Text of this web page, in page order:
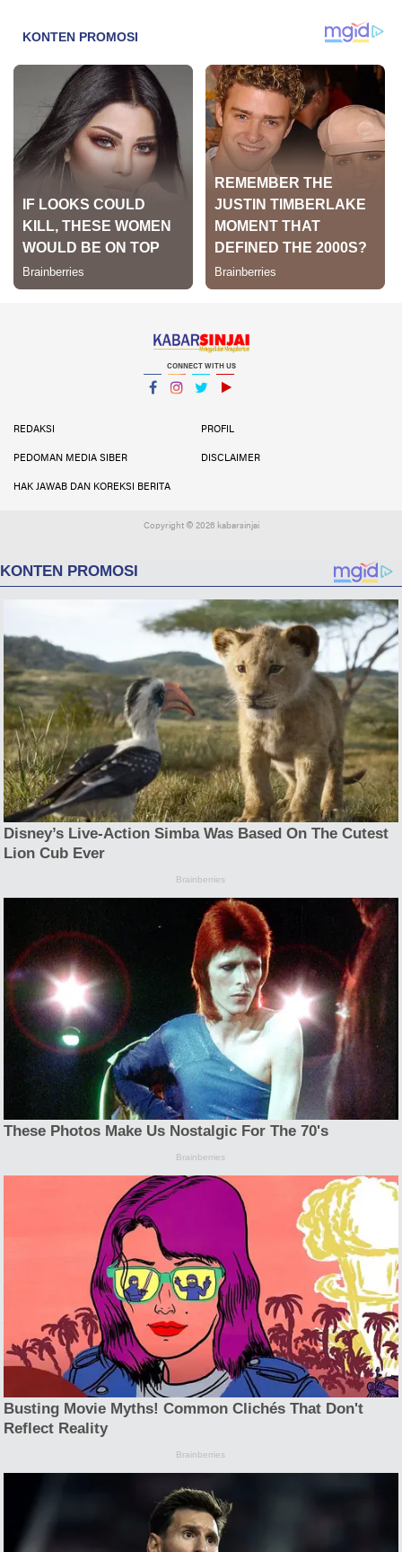
CONNECT WITH US
REDAKSI
PROFIL
PEDOMAN MEDIA SIBER DISCLAIMER
HAK JAWAB DAN KOREKSI BERITA
Copyright © 2026 kabarsinjai